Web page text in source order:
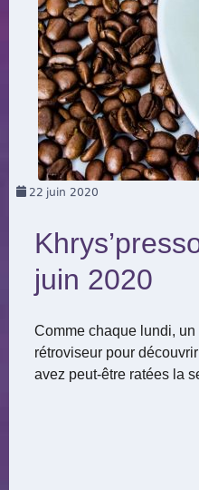
22 juin 2020
juin 2020
Comme chaque lundi,
rétroviseur pour
avez peut-être ratées la